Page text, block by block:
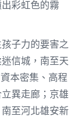
彩虹色的霧
子力的要害之
信城，南至天
本密集、高程
異走廊；京雄
至河北雄安新